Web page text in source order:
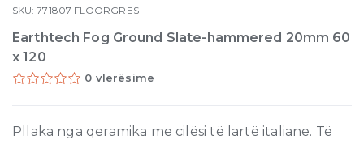
SKU:771807 FLOORGRES
Earthtech Fog Ground Slate-hammered 20mm 60
x 120
0 vlerësime
Pllaka nga qeramika me cilësi të lartë italiane. Të